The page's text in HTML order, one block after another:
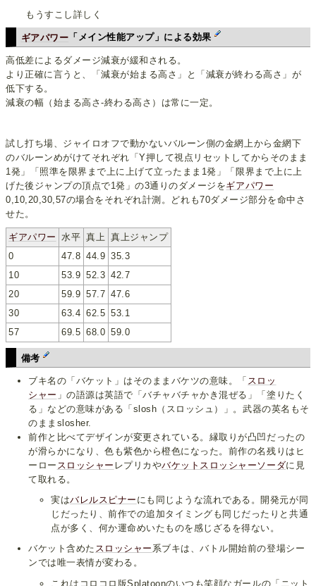
もうすこし詳しく
ギアパワー 「メイン性能アップ」による効果
高低差によるダメージ減衰が緩和される。
より正確に言うと、「減衰が始まる高さ」と「減衰が終わる高さ」が
低下する。
減衰の幅（始まる高さ-終わる高さ）は常に一定。
試し打ち場、ジャイロオフで動かないバルーン側の金網上から金網下
のバルーンめがけてそれぞれ「Y押して視点リセットしてからそのまま
1発」「照準を限界まで上に上げて立ったまま1発」「限界まで上に上
げた後ジャンプの頂点で1発」の3通りのダメージをギアパワー
0,10,20,30,57の場合をそれぞれ計測。どれも70ダメージ部分を命中さ
せた。
ギアパワー 水平 真上 真上ジャンプ
0
47.8 44.9 35.3
10
53.9 52.3 42.7
20
59.9 57.7 47.6
30
63.4 62.5 53.1
57
69.5 68.0 59.0
備考
ブキ名の「バケット」はそのままバケツの意味。「 スロッ
シャー 」の語源は英語で「バチャバチャかき混ぜる」「塗りたく
る」などの意味がある「slosh（スロッシュ）」。武器の英名もそ
のままslosher.
前作と比べてデザインが変更されている。縁取りが凸凹だったの
が滑らかになり、色も紫色から橙色になった。前作の名残りはヒ
ーロー スロッシャー レプリカやバケットスロッシャーソーダに見
て取れる。
実はバレルスピナー にも同じような流れである。開発元が同
じだったり、前作での追加タイミングも同じだったりと共通
点が多く、何か運命めいたものを感じざるを得ない。
バケット含めた スロッシャー 系ブキは、バトル開始前の登場シー
ンでは唯一表情が変わる。
これはコロコロ版Splatoonのいつも笑顔なガールの「ニット